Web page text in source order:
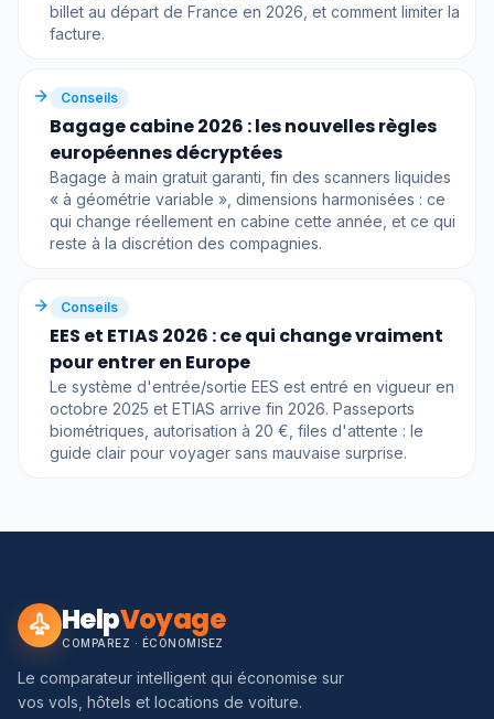
billet au départ de France en 2026, et comment limiter la
facture.
Conseils
Bagage cabine 2026 : les nouvelles règles
européennes décryptées
Bagage à main gratuit garanti, fin des scanners liquides
« à géométrie variable », dimensions harmonisées : ce
qui change réellement en cabine cette année, et ce qui
reste à la discrétion des compagnies.
Conseils
EES et ETIAS 2026 : ce qui change vraiment
pour entrer en Europe
Le système d'entrée/sortie EES est entré en vigueur en
octobre 2025 et ETIAS arrive fin 2026. Passeports
biométriques, autorisation à 20 €, files d'attente : le
guide clair pour voyager sans mauvaise surprise.
HelpVoyage
COMPAREZ · ÉCONOMISEZ
Le comparateur intelligent qui économise sur
vos vols, hôtels et locations de voiture.